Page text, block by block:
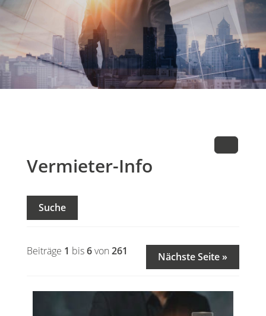
Vermieter-Info
Suche
Beiträge 1 bis6von 261 Nächste Seite »